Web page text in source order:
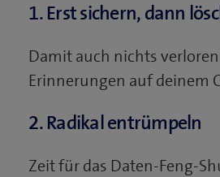
1. Erst sichern, dann
Damit auch nichts
Erinnerungen auf deinem
2. Radikal entrümpeln
Zeit für das Daten-Feng-